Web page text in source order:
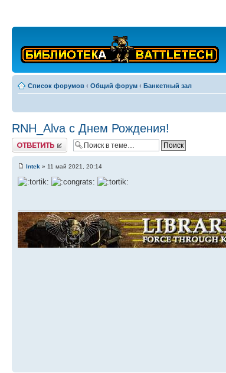
Список форумов ‹ Общий форум ‹ Банкетный зал
RNH_Alva с Днем Рождения!
Ответить
Intek » 11 май 2021, 20:14